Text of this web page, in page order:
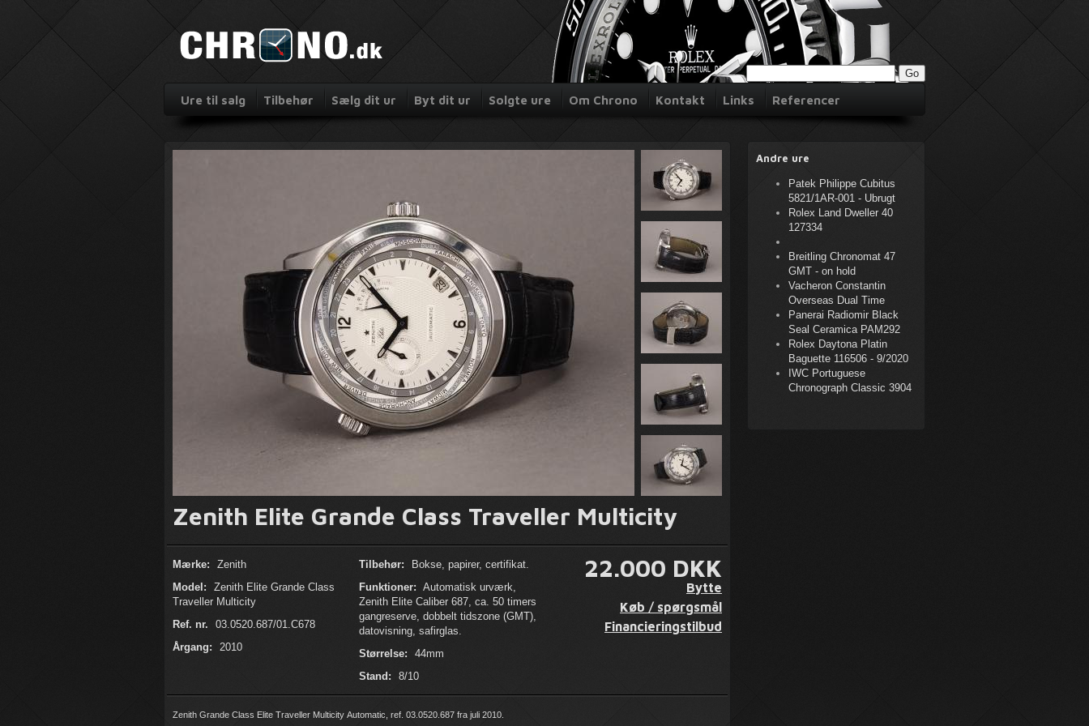
Ure til salg Tilbehør Sælg dit ur Byt dit ur Solgte ure Om Chrono Kontakt Links Referencer
Zenith Elite Grande Class Traveller Multicity
Mærke:
Zenith
Model:
Zenith Elite Grande Class
Traveller Multicity
Ref. nr.
03.0520.687/01.C678
Årgang:
2010
Tilbehør:
Bokse, papirer, certifikat.
Funktioner: Automatisk urværk,
Zenith Elite Caliber 687, ca. 50 timers
gangreserve, dobbelt tidszone (GMT),
datovisning, safirglas.
Størrelse:
44mm
Stand:
8/10
22.000 DKK
Bytte
Køb / spørgsmål
Financieringstilbud
Zenith Grande Class Elite Traveller Multicity Automatic, ref. 03.0520.687 fra juli 2010.
Andre ure
Patek Philippe Cubitus
5821/1AR-001 - Ubrugt
Rolex Land Dweller 40
127334
Breitling Chronomat 47
GMT - on hold
Vacheron Constantin
Overseas Dual Time
Panerai Radiomir Black
Seal Ceramica PAM292
Rolex Daytona Platin
Baguette 116506 - 9/2020
IWC Portuguese
Chronograph Classic 3904